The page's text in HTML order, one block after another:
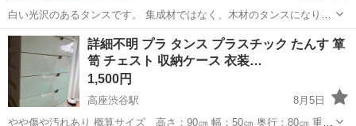
白い光沢のあるタンスです。 集成材ではなく、木材のタンスになりま
すので、とても丈夫です。 おおよその寸法は下記になります。 【外
寸】 幅 80.5㎝ 奥行き 41㎝ 高さ 122.5㎝ 【内寸 下4段】 幅 71
㎝ 奥行...
神奈川 横浜市 鶴ヶ峰駅 収納家具
詳細不明 プラ タンス プラスチック たんす 箪
笥 チェスト 収納ケース 衣装…
1,500円
高座渋谷駅
8月5日
やや傷や汚れあり 概算サイズ 高さ：90㎝ 幅：50㎝ 奥行：80㎝ 重